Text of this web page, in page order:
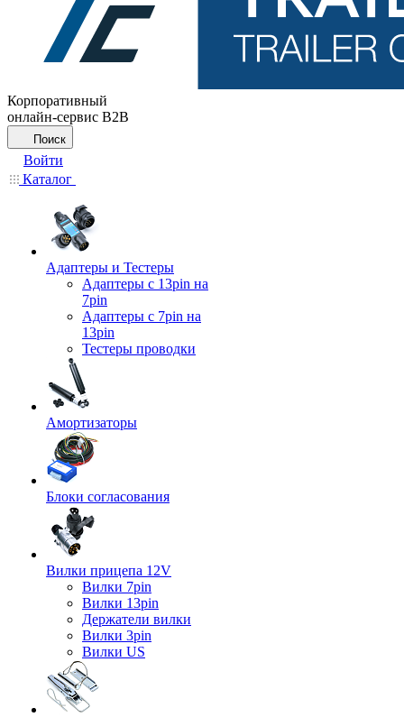
Корпоративный
онлайн-сервис B2B
Поиск
Войти
Каталог
Адаптеры и Тестеры
Адаптеры с 13pin на
7pin
Адаптеры с 7pin на
13pin
Тестеры проводки
Амортизаторы
Блоки согласования
Вилки прицепа 12V
Вилки 7pin
Вилки 13pin
Держатели вилки
Вилки 3pin
Вилки US